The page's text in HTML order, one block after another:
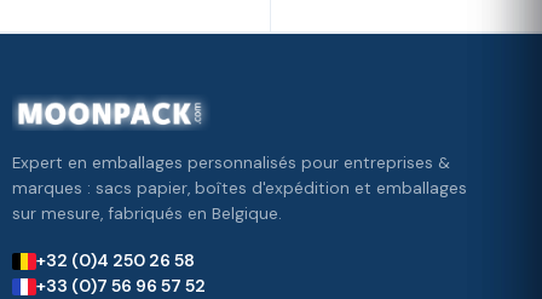
Expert en emballages personnalisés pour entreprises &
marques : sacs papier, boîtes d'expédition et emballages
sur mesure, fabriqués en Belgique.
+32 (0)4 250 26 58
+33 (0)7 56 96 57 52